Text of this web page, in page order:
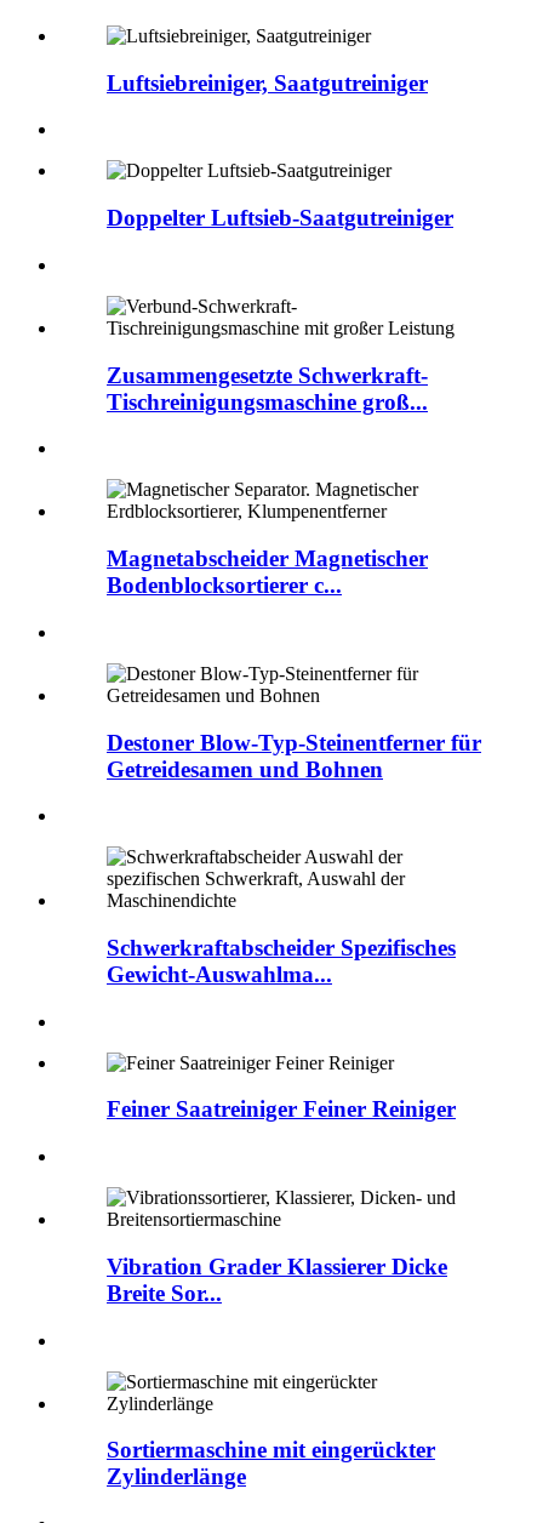
Luftsiebreiniger, Saatgutreiniger
Doppelter Luftsieb-Saatgutreiniger
Zusammengesetzte Schwerkraft-
Tischreinigungsmaschine groß...
Magnetabscheider Magnetischer
Bodenblocksortierer c...
Destoner Blow-Typ-Steinentferner für
Getreidesamen und Bohnen
Schwerkraftabscheider Spezifisches
Gewicht-Auswahlma...
Feiner Saatreiniger Feiner Reiniger
Vibration Grader Klassierer Dicke
Breite Sor...
Sortiermaschine mit eingerückter
Zylinderlänge